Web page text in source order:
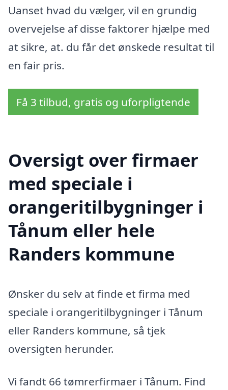
Uanset hvad du vælger, vil en grundig
overvejelse af disse faktorer hjælpe med
at sikre, at. du får det ønskede resultat til
en fair pris.
Få 3 tilbud, gratis og uforpligtende
Oversigt over firmaer
med speciale i
orangeritilbygninger i
Tånum eller hele
Randers kommune
Ønsker du selv at finde et firma med
speciale i orangeritilbygninger i Tånum
eller Randers kommune, så tjek
oversigten herunder.
Vi fandt 66 tømrerfirmaer i Tånum. Find